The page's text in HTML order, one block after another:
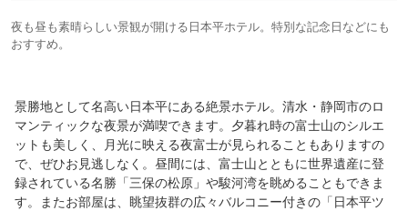
夜も昼も素晴らしい景観が開ける日本平ホテル。特別な記念日などにも
おすすめ。
景勝地として名高い日本平にある絶景ホテル。清水・静岡市のロ
マンティックな夜景が満喫できます。夕暮れ時の富士山のシルエ
ットも美しく、月光に映える夜富士が見られることもありますの
で、ぜひお見逃しなく。昼間には、富士山とともに世界遺産に登
録されている名勝「三保の松原」や駿河湾を眺めることもできま
す。またお部屋は、眺望抜群の広々バルコニー付きの「日本平ツ